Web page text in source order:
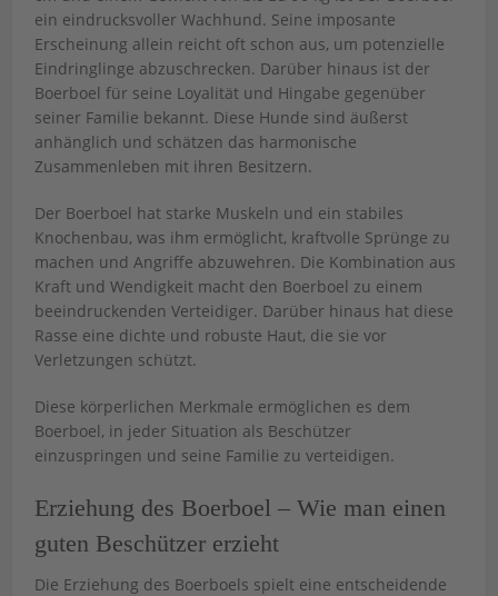
ein eindrucksvoller Wachhund. Seine imposante
Erscheinung allein reicht oft schon aus, um potenzielle
Eindringlinge abzuschrecken. Darüber hinaus ist der
Boerboel für seine Loyalität und Hingabe gegenüber
seiner Familie bekannt. Diese Hunde sind äußerst
anhänglich und schätzen das harmonische
Zusammenleben mit ihren Besitzern.
Der Boerboel hat starke Muskeln und ein stabiles
Knochenbau, was ihm ermöglicht, kraftvolle Sprünge zu
machen und Angriffe abzuwehren. Die Kombination aus
Kraft und Wendigkeit macht den Boerboel zu einem
beeindruckenden Verteidiger. Darüber hinaus hat diese
Rasse eine dichte und robuste Haut, die sie vor
Verletzungen schützt.
Diese körperlichen Merkmale ermöglichen es dem
Boerboel, in jeder Situation als Beschützer
einzuspringen und seine Familie zu verteidigen.
Erziehung des Boerboel – Wie man einen
guten Beschützer erzieht
Die Erziehung des Boerboels spielt eine entscheidende